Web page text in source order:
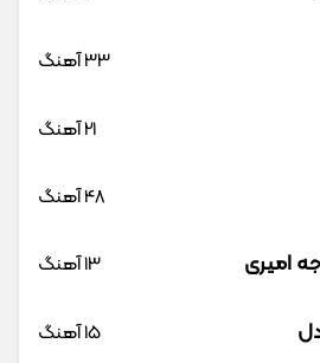
33 آهنگ
21 آهنگ
48 آهنگ
امیری 13 آهنگ
15 آهنگ